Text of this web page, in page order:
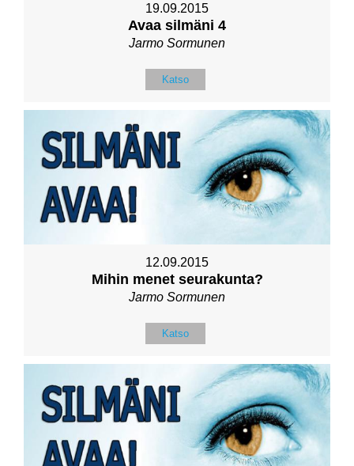
19.09.2015
Avaa silmäni 4
Jarmo Sormunen
Katso
12.09.2015
Mihin menet seurakunta?
Jarmo Sormunen
Katso